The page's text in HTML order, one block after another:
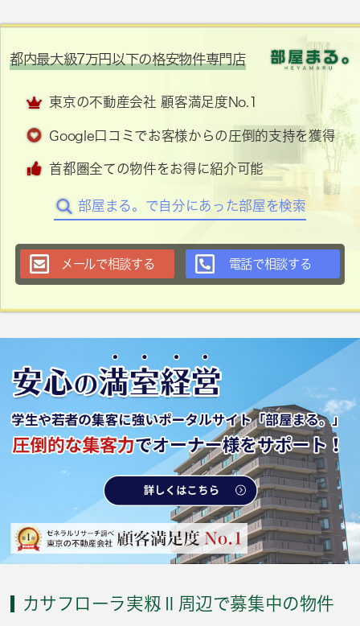
都内最大級7万円以下の格安物件専門店
東京の不動産会社 顧客満足度No.1
Google口コミでお客様からの圧倒的支持を獲得
首都圏全ての物件をお得に紹介可能
部屋まる。で自分にあった部屋を検索
メールで相談する 電話で相談する
カサフローラ実籾Ⅱ周辺で募集中の物件